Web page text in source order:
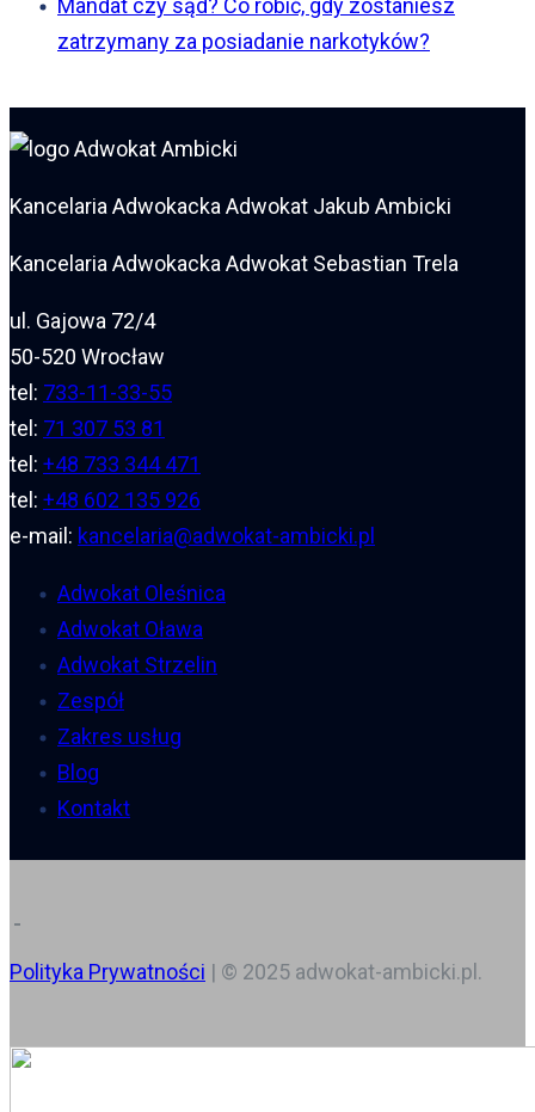
Mandat czy sąd? Co robić, gdy zostaniesz
zatrzymany za posiadanie narkotyków?
Kancelaria Adwokacka Adwokat Jakub Ambicki
Kancelaria Adwokacka Adwokat Sebastian Trela
ul. Gajowa 72/4
50-520 Wrocław
tel: 733-11-33-55
tel: 71 307 53 81
tel: +48 733 344 471
tel: +48 602 135 926
e-mail: kancelaria@adwokat-ambicki.pl
Adwokat Oleśnica
Adwokat Oława
Adwokat Strzelin
Zespół
Zakres usług
Blog
Kontakt
Polityka Prywatności | © 2025 adwokat-ambicki.pl.